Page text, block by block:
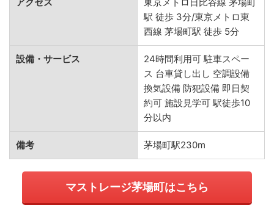
駅 徒歩 3分/東京メトロ東
西線 茅場町駅 徒歩 5分
設備・サービス
24時間利用可 駐車スペー
ス 台車貸し出し 空調設備
換気設備 防犯設備 即日契
約可 施設見学可 駅徒歩10
分以内
備考 茅場町駅230m
マストレージ茅場町はこちら